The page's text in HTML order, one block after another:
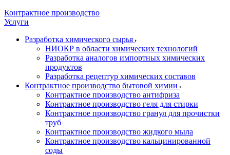
Контрактное производство
Услуги
Разработка химического сырья
НИОКР в области химических технологий
Разработка аналогов импортных химических
продуктов
Разработка рецептур химических составов
Контрактное производство бытовой химии
Контрактное производство антифриза
Контрактное производство геля для стирки
Контрактное производство гранул для прочистки
труб
Контрактное производство жидкого мыла
Контрактное производство кальцинированной
соды